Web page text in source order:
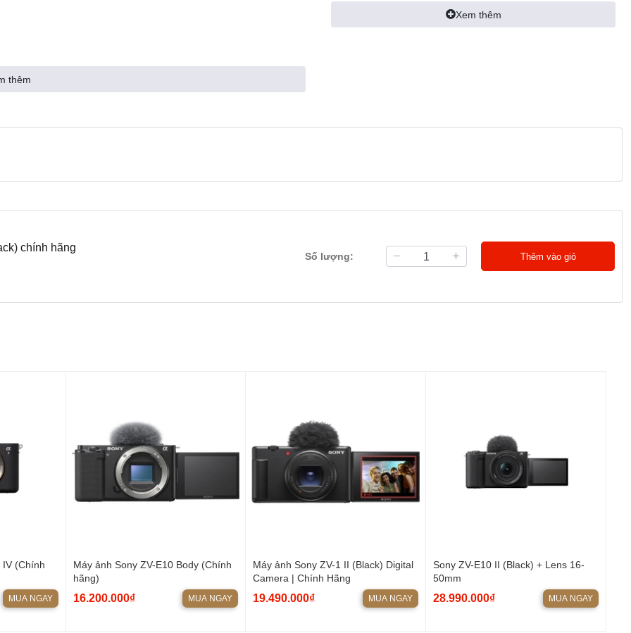
thêm
Xem thêm
chính hãng
Số lượng: Thêm vào giỏ
IV (Chính
MUA NGAY
Máy ảnh Sony ZV-E10 Body (Chính
hãng)
16.200.000₫ MUA NGAY
Máy ảnh Sony ZV-1 II (Black) Digital
Camera | Chính Hãng
19.490.000₫ MUA NGAY
Sony ZV-E10 II (Black) + Lens 16-
50mm
28.990.000₫ MUA NGAY